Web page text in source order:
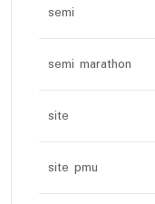
semi
semi marathon
site
site pmu